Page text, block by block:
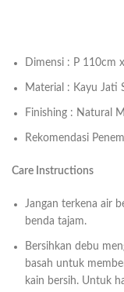
Dimensi : P 110cm
Material : Kayu Jati
Finishing : Natural
Rekomendasi
Care Instructions
Jangan terkena air
benda tajam.
Bersihkan debu
basah untuk
kain bersih. Untuk